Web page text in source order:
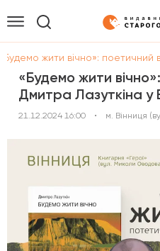
жити вічно»: поетичний
«Будемо жити
Дмитра Лазуткіна у
21.12.2024 16:00 • м. Вінниця